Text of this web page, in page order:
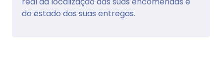
do estado das suas entregas.